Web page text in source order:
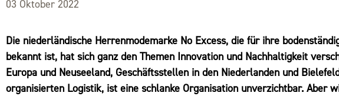
03 Oktober 2022
Die niederländische Herrenmodemarke No Excess, die für ihre
bekannt ist, hat sich ganz den Themen Innovation und Nachhaltigkeit
Europa und Neuseeland, Geschäftsstellen in den Niederlanden und
organisierten Logistik, ist eine schlanke Organisation unverzichtbar. Aber